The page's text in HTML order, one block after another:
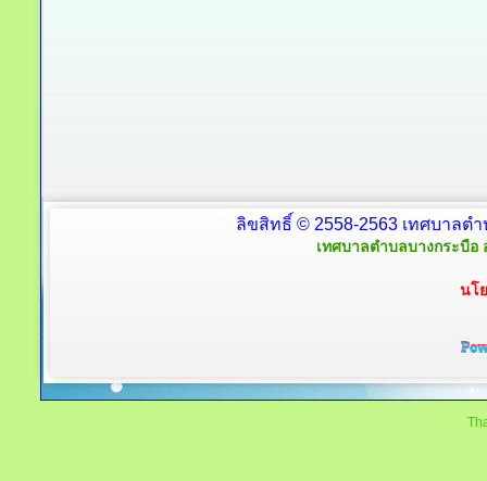
ลิขสิทธิ์ © 2558-2563 เทศบาลต
เทศบาลตำบลบางกระบือ
นโ